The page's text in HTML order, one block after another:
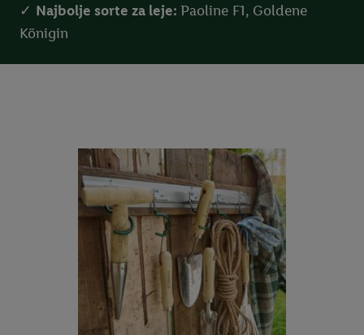
✓ Najbolje sorte za leje: Paoline F1, Goldene
Königin